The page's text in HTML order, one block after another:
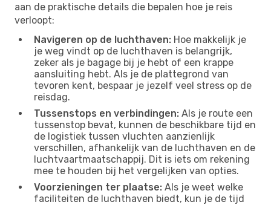
aan de praktische details die bepalen hoe je reis
verloopt:
Navigeren op de luchthaven: Hoe makkelijk je
je weg vindt op de luchthaven is belangrijk,
zeker als je bagage bij je hebt of een krappe
aansluiting hebt. Als je de plattegrond van
tevoren kent, bespaar je jezelf veel stress op de
reisdag.
Tussenstops en verbindingen: Als je route een
tussenstop bevat, kunnen de beschikbare tijd en
de logistiek tussen vluchten aanzienlijk
verschillen, afhankelijk van de luchthaven en de
luchtvaartmaatschappij. Dit is iets om rekening
mee te houden bij het vergelijken van opties.
Voorzieningen ter plaatse: Als je weet welke
faciliteiten de luchthaven biedt, kun je de tijd